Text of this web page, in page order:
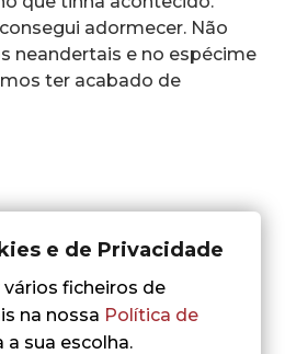
adormecer. Não
neandertais e no espécime
ter acabado de
e de Privacidade
ficheiros de
na nossa Política de
a sua escolha.